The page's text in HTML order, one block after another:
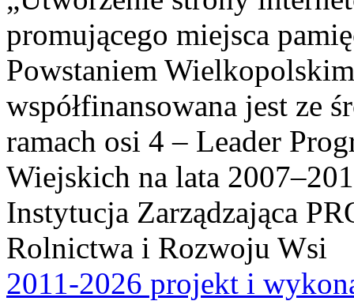
promującego miejsca
Powstaniem
współfinansowana jest ze
ramach osi 4 – Leader
Wiejskich na lata
Instytucja Zarządzająca
Rolnictwa i Rozwoju Wsi
2011-2026 projekt i